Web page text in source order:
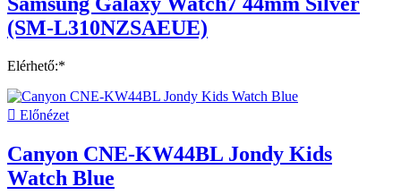
(SM-L310NZSAEUE)
Elérhető:*
 Előnézet
Canyon CNE-KW44BL Jondy Kids
Watch Blue